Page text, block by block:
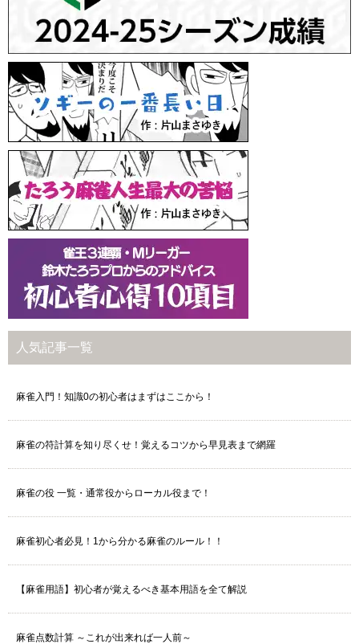
人気記事一覧
麻雀入門！知識0の初心者はまずはここから！
麻雀の符計算を知り尽くせ！覚えるコツから早見表まで網羅
麻雀の役 一覧・通常役からローカル役まで！
麻雀初心者必見！1から分かる麻雀のルール！！
【麻雀用語】初心者が覚えるべき基本用語を全て解説
麻雀点数計算 ～これが出来れば一人前～